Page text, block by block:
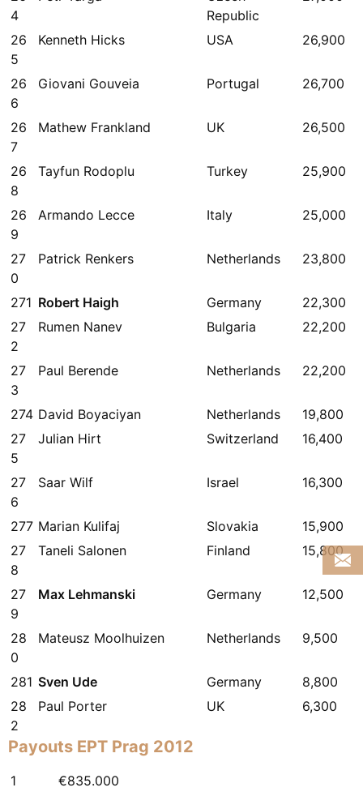
4
Republic
26
5
Kenneth Hicks USA 26,900
26
6
Giovani Gouveia Portugal 26,700
26
7
Mathew Frankland UK 26,500
26
8
Tayfun Rodoplu Turkey 25,900
26
9
Armando Lecce Italy 25,000
27
0
Patrick Renkers Netherlands 23,800
271 Robert Haigh Germany
22,300
27
2
Rumen Nanev Bulgaria 22,200
27
3
Paul Berende Netherlands 22,200
274 David Boyaciyan Netherlands
19,800
27
5
Julian Hirt Switzerland 16,400
27
6
Saar Wilf Israel 16,300
277 Marian Kulifaj Slovakia
15,900
27
8
Taneli Salonen Finland 15,800
27
9
Max Lehmanski Germany 12,500
28
0
Mateusz Moolhuizen Netherlands 9,500
281 Sven Ude Germany
8,800
28
2
Paul Porter UK 6,300
Payouts EPT Prag 2012
1
€835.000